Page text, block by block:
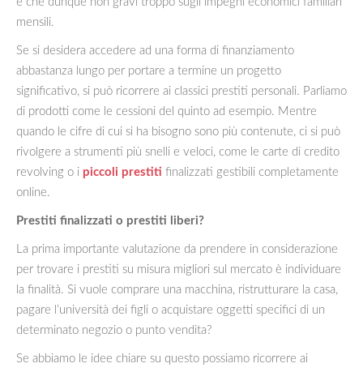
mensili.
Se si desidera accedere ad una forma di finanziamento
abbastanza lungo per portare a termine un progetto
significativo, si può ricorrere ai classici prestiti personali. Parliamo
di prodotti come le cessioni del quinto ad esempio. Mentre
quando le cifre di cui si ha bisogno sono più contenute, ci si può
rivolgere a strumenti più snelli e veloci, come le carte di credito
revolving o i piccoli prestiti finalizzati gestibili completamente
online.
Prestiti finalizzati o prestiti liberi?
La prima importante valutazione da prendere in considerazione
per trovare i prestiti su misura migliori sul mercato è individuare
la finalità. Si vuole comprare una macchina, ristrutturare la casa,
pagare l’università dei figli o acquistare oggetti specifici di un
determinato negozio o punto vendita?
Se abbiamo le idee chiare su questo possiamo ricorrere ai